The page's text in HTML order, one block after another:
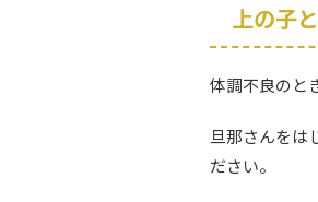
上の子
体調不良のと
旦那さんをは
ださい。